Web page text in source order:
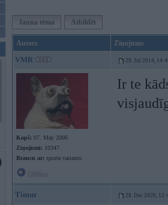
Jauna tēma Atbildēt
Autors Ziņojums
VMR 29. Jul 2014,
Kopš: 07. May 2006
Ziņojumi: 10347
Braucu ar: sporta variantu
Ir te
Timur 28. Dec 2020,